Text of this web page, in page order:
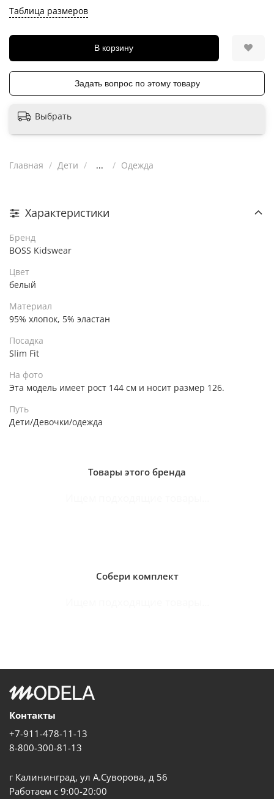
Таблица размеров
В корзину
Задать вопрос по этому товару
Выбрать
Главная Дети ... Одежда
Характеристики
Бренд
BOSS Kidswear
Цвет
белый
Материал
95% хлопок, 5% эластан
Посадка
Slim Fit
На фото
Эта модель имеет рост 144 см и носит размер 126.
Путь
Дети/Девочки/одежда
Товары этого бренда
Собери комплект
Контакты
+7-911-478-11-13
8-800-300-81-13
г Калининград, ул А.Суворова, д 56
Работаем с 9:00-20:00